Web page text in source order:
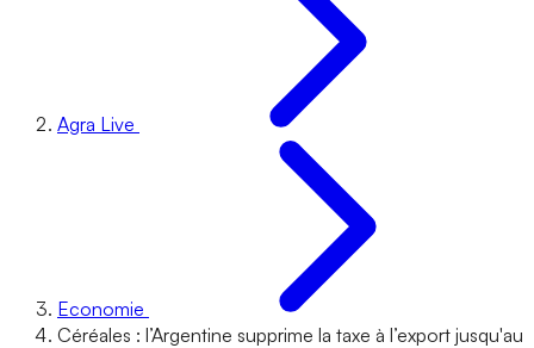
Agra Live
Economie
Céréales : l’Argentine supprime la taxe à l’export jusqu'au